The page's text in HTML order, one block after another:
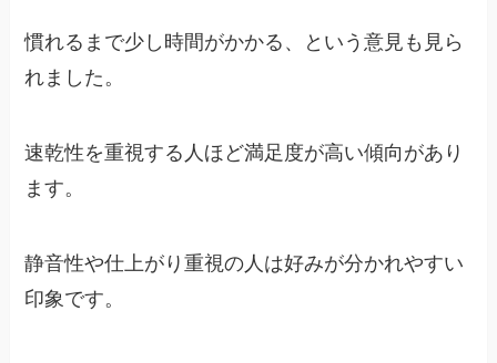
慣れるまで少し時間がかかる、という意見も見ら
れました。
速乾性を重視する人ほど満足度が高い傾向があり
ます。
静音性や仕上がり重視の人は好みが分かれやすい
印象です。